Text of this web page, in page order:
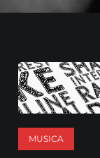
MUSICA